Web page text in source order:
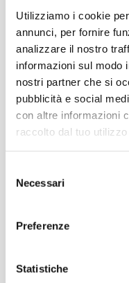
Utilizziamo i cookie
annunci, per fornire
analizzare il nostro
informazioni sul modo
nostri partner che si
pubblicità e social
con altre informazioni
raccolto dal tuo
delNecessari
Preferenze
Statistiche
Caesius di Cisano ed il
tutto inframmezzato
sostanziosi spuntini
della zona. L’arrivo,
aprile verso le 13.30
del Garda, dove i